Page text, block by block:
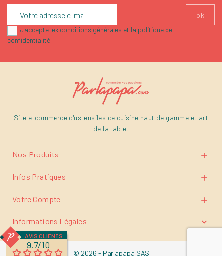
J'accepte les conditions générales et la politique de
confidentialité
Site e-commerce d'ustensiles de cuisine haut de gamme et art
de la table.
Nos Produits 
Infos Pratiques 
Votre Compte 
Informations Légales 
AVIS CLIENTS
9.7/10
© 2026 - Parlapapa SAS